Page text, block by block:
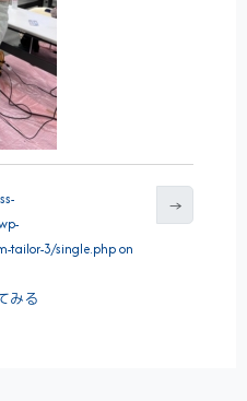
tailor-3/single.php on
みる
→